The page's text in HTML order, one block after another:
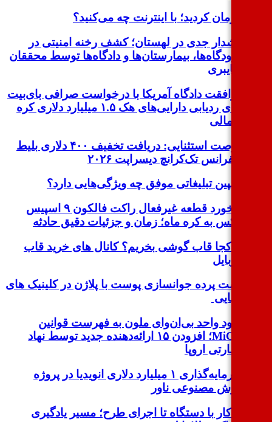
پیرمان کردید؛ با اینترنت چه می‌کنید؟
هشدار جدی در لهستان؛ کشف رخنه امنیتی در
فرودگاه‌ها، بیمارستان‌ها و دادگاه‌ها توسط محققان
سایبری
موافقت دادگاه آمریکا با درخواست صرافی بای‌بیت
برای ردیابی دارایی‌های هک ۱.۵ میلیارد دلاری کره
شمالی
فرصت استثنایی: دریافت تخفیف ۴۰۰ دلاری بلیط
کنفرانس تک‌کرانچ دیسراپت ۲۰۲۶
کمپین تبلیغاتی موفق چه ویژگی‌هایی دارد؟
برخورد قطعه غیرفعال راکت فالکون ۹ اسپیس
ایکس به کره ماه؛ زمان و جزئیات دقیق حادثه
از کجا قاب گوشی بخریم؟ کانال های خرید قاب
موبایل
پشت پرده جوانسازی پوست با پلاژن در کلینیک های
زیبایی
ورود واحد بی‌ان‌وای ملون به فهرست قوانین
MiCA؛ افزودن ۱۵ ارائه‌دهنده جدید توسط نهاد
نظارتی اروپا
سرمایه‌گذاری ۱ میلیارد دلاری انویدیا در پروژه
هوش مصنوعی ناور
از کار با دستگاه تا اجرای طرح؛ مسیر یادگیری